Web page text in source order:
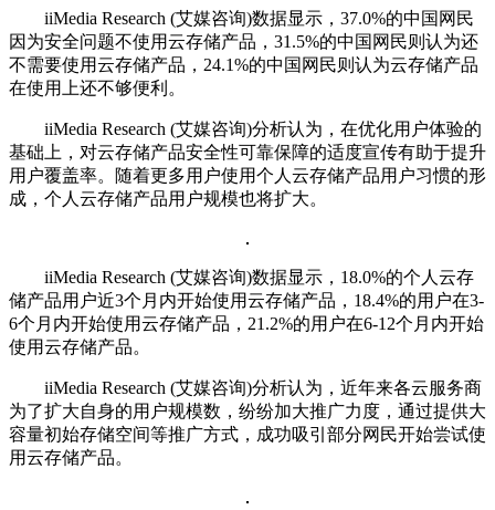
iiMedia Research (艾媒咨询)数据显示，37.0%的中国网民
因为安全问题不使用云存储产品，31.5%的中国网民则认为还
不需要使用云存储产品，24.1%的中国网民则认为云存储产品
在使用上还不够便利。
iiMedia Research (艾媒咨询)分析认为，在优化用户体验的
基础上，对云存储产品安全性可靠保障的适度宣传有助于提升
用户覆盖率。随着更多用户使用个人云存储产品用户习惯的形
成，个人云存储产品用户规模也将扩大。
iiMedia Research (艾媒咨询)数据显示，18.0%的个人云存
储产品用户近3个月内开始使用云存储产品，18.4%的用户在3-
6个月内开始使用云存储产品，21.2%的用户在6-12个月内开始
使用云存储产品。
iiMedia Research (艾媒咨询)分析认为，近年来各云服务商
为了扩大自身的用户规模数，纷纷加大推广力度，通过提供大
容量初始存储空间等推广方式，成功吸引部分网民开始尝试使
用云存储产品。